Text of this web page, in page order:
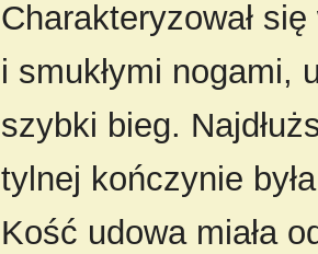
Charakteryzował się
i smukłymi nogami,
szybki bieg.
tylnej kończynie
Kość udowa miała